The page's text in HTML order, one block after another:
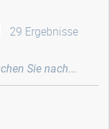
29 Ergebnisse